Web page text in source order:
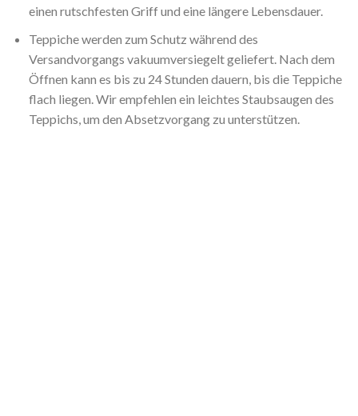
einen rutschfesten Griff und eine längere Lebensdauer.
Teppiche werden zum Schutz während des
Versandvorgangs vakuumversiegelt geliefert. Nach dem
Öffnen kann es bis zu 24 Stunden dauern, bis die Teppiche
flach liegen. Wir empfehlen ein leichtes Staubsaugen des
Teppichs, um den Absetzvorgang zu unterstützen.